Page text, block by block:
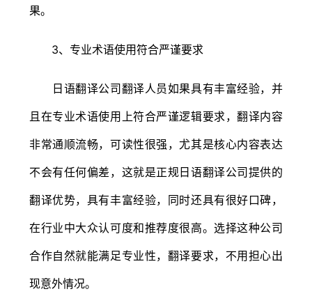
果。
3、专业术语使用符合严谨要求
日语翻译公司翻译人员如果具有丰富经验，并
且在专业术语使用上符合严谨逻辑要求，翻译内容
非常通顺流畅，可读性很强，尤其是核心内容表达
不会有任何偏差，这就是正规日语翻译公司提供的
翻译优势，具有丰富经验，同时还具有很好口碑，
在行业中大众认可度和推荐度很高。选择这种公司
合作自然就能满足专业性，翻译要求，不用担心出
现意外情况。